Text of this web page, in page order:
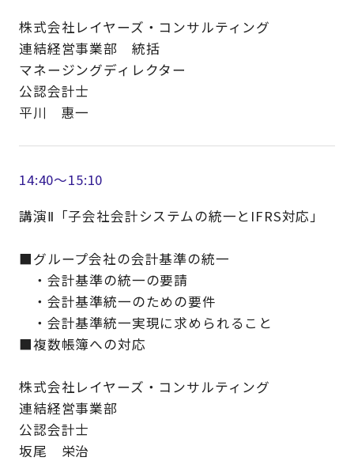
株式会社レイヤーズ・コンサルティング
連結経営事業部 統括
マネージングディレクター
公認会計士
平川 惠一
14:40～15:10
講演Ⅱ「子会社会計システムの統一とIFRS対応」
■グループ会社の会計基準の統一
・会計基準の統一の要請
・会計基準統一のための要件
・会計基準統一実現に求められること
■複数帳簿への対応
株式会社レイヤーズ・コンサルティング
連結経営事業部
公認会計士
坂尾 栄治